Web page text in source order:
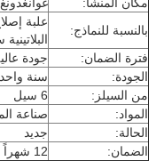
بالنسبة للنماذج:
فترة الضمان:
جودة
الجودة:
سنة
من السيلز:
6 سيل
المواد:
صناعة
الحالة:
جديد
الضمان:
12 شهراً